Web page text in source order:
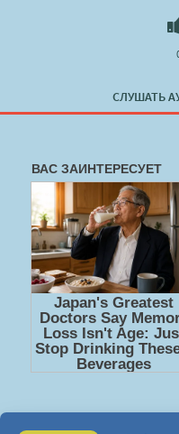
СЛУШАТЬ